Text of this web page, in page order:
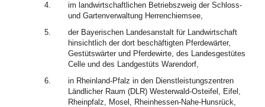
4.
im landwirtschaftlichen Betriebszweig der Schloss-
und Gartenverwaltung Herrenchiemsee,
5.
der Bayerischen Landesanstalt für Landwirtschaft
hinsichtlich der dort beschäftigten Pferdewärter,
Gestütswärter und Pferdewirte, des Landesgestütes
Celle und des Landgestüts Warendorf,
6.
in Rheinland-Pfalz in den Dienstleistungszentren
Ländlicher Raum (DLR) Westerwald-Osteifel, Eifel,
Rheinpfalz, Mosel, Rheinhessen-Nahe-Hunsrück,